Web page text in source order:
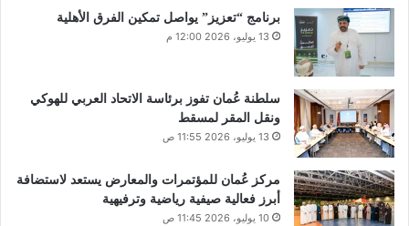
برنامج “تعزيز” يواصل تمكين الفرق الأهلية
13 يوليو، 2026 12:00 م
سلطنة عُمان تفوز برئاسة الاتحاد العربي للهوكي
ونقل المقر لمسقط
13 يوليو، 2026 11:55 ص
مركز عُمان للمؤتمرات والمعارض يستعد لاستضافة
أبرز فعالية صيفية رياضية وترفيهية
10 يوليو، 2026 11:45 ص